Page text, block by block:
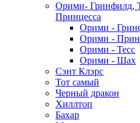
Орими- Гринфилд,
Принцесса
Орими -
Орими -
Орими - Тесс
Орими - Шах
Сэнт Клэрс
Тот самый
Черный дракон
Хиллтоп
Бахар